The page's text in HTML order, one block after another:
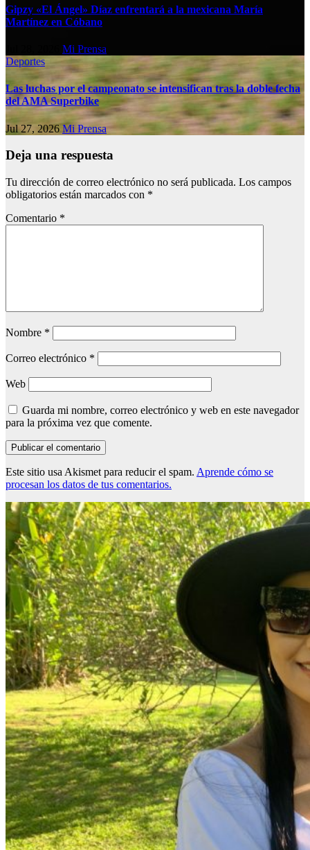
Gipzy «El Ángel» Díaz enfrentará a la mexicana María
Martínez en Cóbano
Mi Prensa
Deportes
Las luchas por el campeonato se intensifican tras la doble fecha
del AMA Superbike
Jul 27, 2026Mi Prensa
Deja una respuesta
Tu dirección de correo electrónico no será publicada. Los campos
obligatorios están marcados con *
Comentario *
Nombre *
Correo electrónico *
Web
Guarda mi nombre, correo electrónico y web en este navegador
para la próxima vez que comente.
Este sitio usa Akismet para reducir el spam. Aprende cómo se
procesan los datos de tus comentarios.